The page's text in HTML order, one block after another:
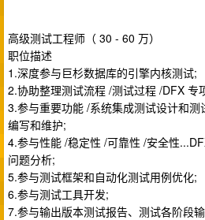
高级测试工程师（ 30 - 60 万）
职位描述
1.深度参与巨杉数据库的引擎内核测试;
2.协助整理测试流程 /测试过程 /DFX 专
3.参与重要功能 /系统集成测试设计和
编写和维护;
4.参与性能 /稳定性 /可靠性 /安全性
问题分析;
5.参与测试框架和自动化测试用例优化;
6.参与测试工具开发;
7.参与输出版本测试报告、测试各阶段